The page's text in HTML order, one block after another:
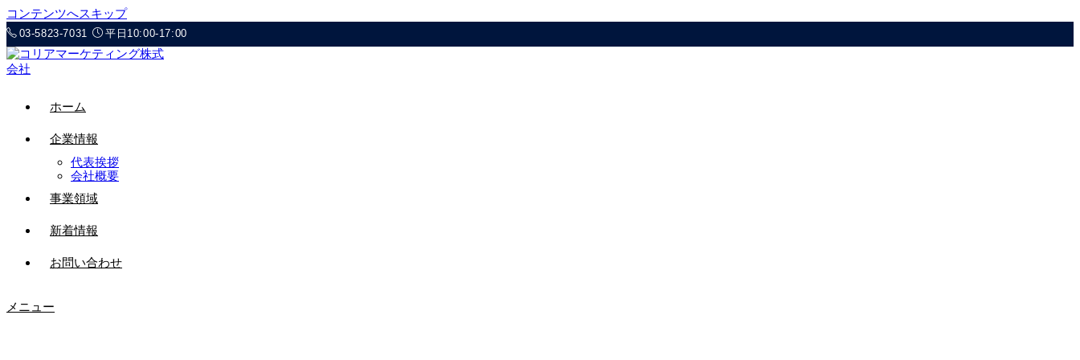
コンテンツへスキップ
03-5823-7031 平日10:00-17:00
ホーム
企業情報
代表挨拶
会社概要
事業領域
新着情報
お問い合わせ
メニュー